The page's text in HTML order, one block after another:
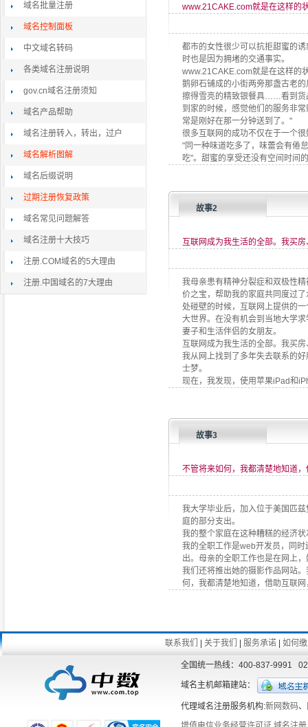
域名批量注册
域名控制面板
中文域名转码
各类域名注册说明
gov.cn域名注册须知
域名产品帮助
域名注册转入，转出，过户
域名解析图解
域名后缀说明
过期注册恢复政策
域名常见问题解答
域名注册十大技巧
注册.COM域名的5大理由
注册.中国域名的7大理由
www.21CAKE.com就是在这样的
都市的女性很少可以抗拒甜蜜的
时也是因为拥堵的交通事实。
www.21CAKE.com就是在这样的
鹅卵石铺成的小街两旁那盏古老
擦得雪亮的精致银餐具……看到货
到家的时候，感觉他们的服务非
常是刚好在那一分钟送到了。"
很多互联网的成功不仅在于一个
"同一种味道吃多了，味蕾会有倦
吃"。甜蜜的享受还没有空间时间
故事2
互联网成为我生活的全部。我买
我母亲患有精神分裂症和双极性
价之宝，帮助我的家庭共同度过
处碰壁的时候，互联网上提供的
大世界。在没有机会到当地大学
妻子和生活伴侣的女朋友。
互联网成为我生活的全部。我买
我从网上找到了多年失去联系的
士梦。
现在，我发现，使用苹果iPad和
故事3
不管将来如何，我都清楚地知道
我大学毕业后，加入位于美国匹
庭的部分支出。
我的整个家庭在这种糟糕的经济
我的全职工作是web开发员，同
出。母亲的全职工作也是在网上
我们还将推出她的摄影作品网站
何，我都清楚地知道，借助互联
联系我们 |关于我们 |服务承诺 |如何
全国统一热线：400-837-9991
域名主机邮箱建站：
代理域名注册服务机构:新网数码、